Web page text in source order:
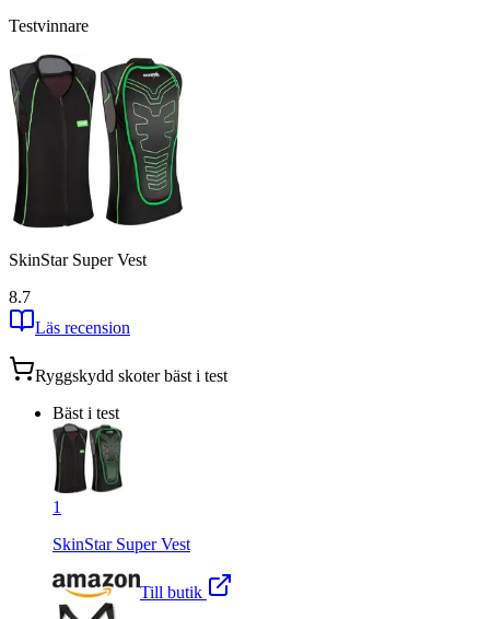
Testvinnare
SkinStar Super Vest
8.7
Läs recension
Ryggskydd skoterbäst i test
Bäst i test
1
SkinStar Super Vest
Till butik